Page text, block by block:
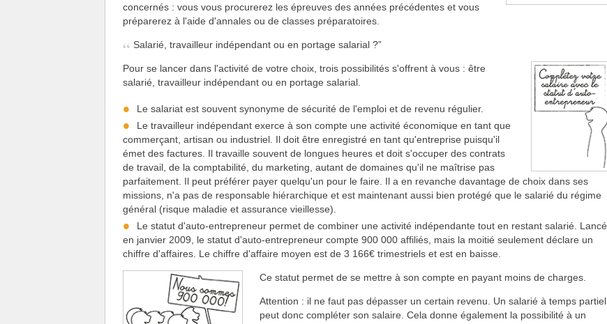
concernés : vous vous procurerez les épreuves des années précédentes et vous
préparerez à l'aide d'annales ou de classes préparatoires.
Salarié, travailleur indépendant ou en portage salarial ?
Pour se lancer dans l'activité de votre choix, trois possibilités s'offrent à vous : être
salarié, travailleur indépendant ou en portage salarial.
Le salariat est souvent synonyme de sécurité de l'emploi et de revenu régulier.
Le travailleur indépendant exerce à son compte une activité économique en tant que
commerçant, artisan ou industriel. Il doit être enregistré en tant qu'entreprise puisqu'il
émet des factures. Il travaille souvent de longues heures et doit s'occuper des contrats
de travail, de la comptabilité, du marketing, autant de domaines qu'il ne maîtrise pas
parfaitement. Il peut préférer payer quelqu'un pour le faire. Il a en revanche davantage de choix dans ses
missions, n'a pas de responsable hiérarchique et est maintenant aussi bien protégé que le salarié du régime
général (risque maladie et assurance vieillesse).
Le statut d'auto-entrepreneur permet de combiner une activité indépendante tout en restant salarié. Lancé
en janvier 2009, le statut d'auto-entrepreneur compte 900 000 affiliés, mais la moitié seulement déclare un
chiffre d'affaires. Le chiffre d'affaire moyen est de 3 166€ trimestriels et est en baisse.
Ce statut permet de se mettre à son compte en payant moins de charges.
Attention : il ne faut pas dépasser un certain revenu. Un salarié à temps partiel
peut donc compléter son salaire. Cela donne également la possibilité à un